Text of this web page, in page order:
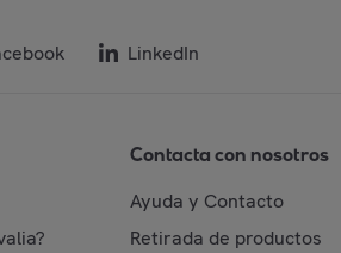
LinkedIn
Contacta con nosotros
Ayuda y Contacto
Retirada de productos